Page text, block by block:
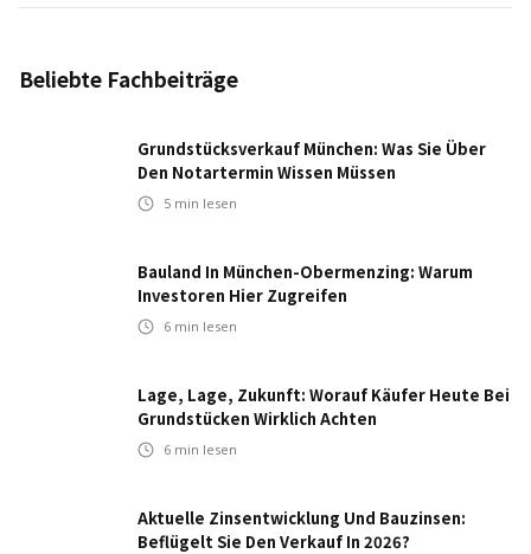
Beliebte Fachbeiträge
Grundstücksverkauf München: Was Sie Über
Den Notartermin Wissen Müssen
5 min lesen
Bauland In München-Obermenzing: Warum
Investoren Hier Zugreifen
6 min lesen
Lage, Lage, Zukunft: Worauf Käufer Heute Bei
Grundstücken Wirklich Achten
6 min lesen
Aktuelle Zinsentwicklung Und Bauzinsen:
Beflügelt Sie Den Verkauf In 2026?